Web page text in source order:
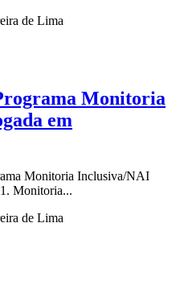
de Lima
Monitoria
em
Monitoria Inclusiva/NAI
Monitoria...
de Lima